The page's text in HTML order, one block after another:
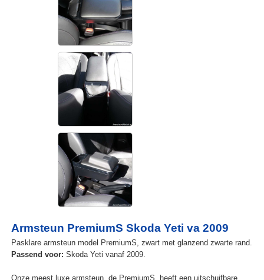
Armsteun PremiumS Skoda Yeti va 2009
Pasklare armsteun model PremiumS, zwart met glanzend zwarte rand.
Passend voor: Skoda Yeti vanaf 2009.
Onze meest luxe armsteun, de PremiumS, heeft een uitschuifbare